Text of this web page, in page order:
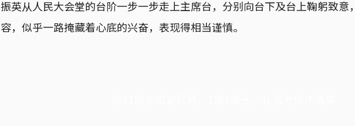
振英从人民大会堂的台阶一步一步走上主席台，分别向台下及台上鞠躬致意
容，似乎一路掩藏着心底的兴奋，表现得相当谨慎。